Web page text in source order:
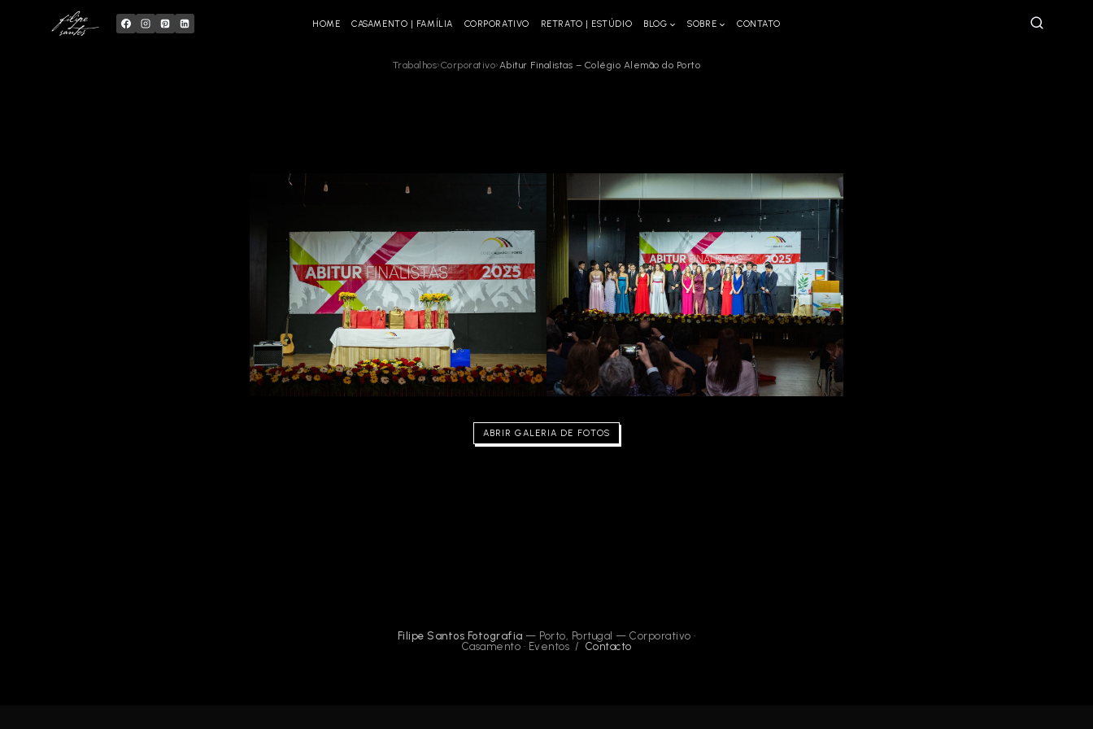
HOME CASAMENTO | FAMÍLIA CORPORATIVO RETRATO | ESTÚDIO BLOG SOBRE CONTATO
Trabalhos›Corporativo› Abitur Finalistas – Colégio Alemão do Porto
ABRIR GALERIA DE FOTOS
Filipe Santos Fotografia — Porto, Portugal — Corporativo ·
Casamento · Eventos / Contacto